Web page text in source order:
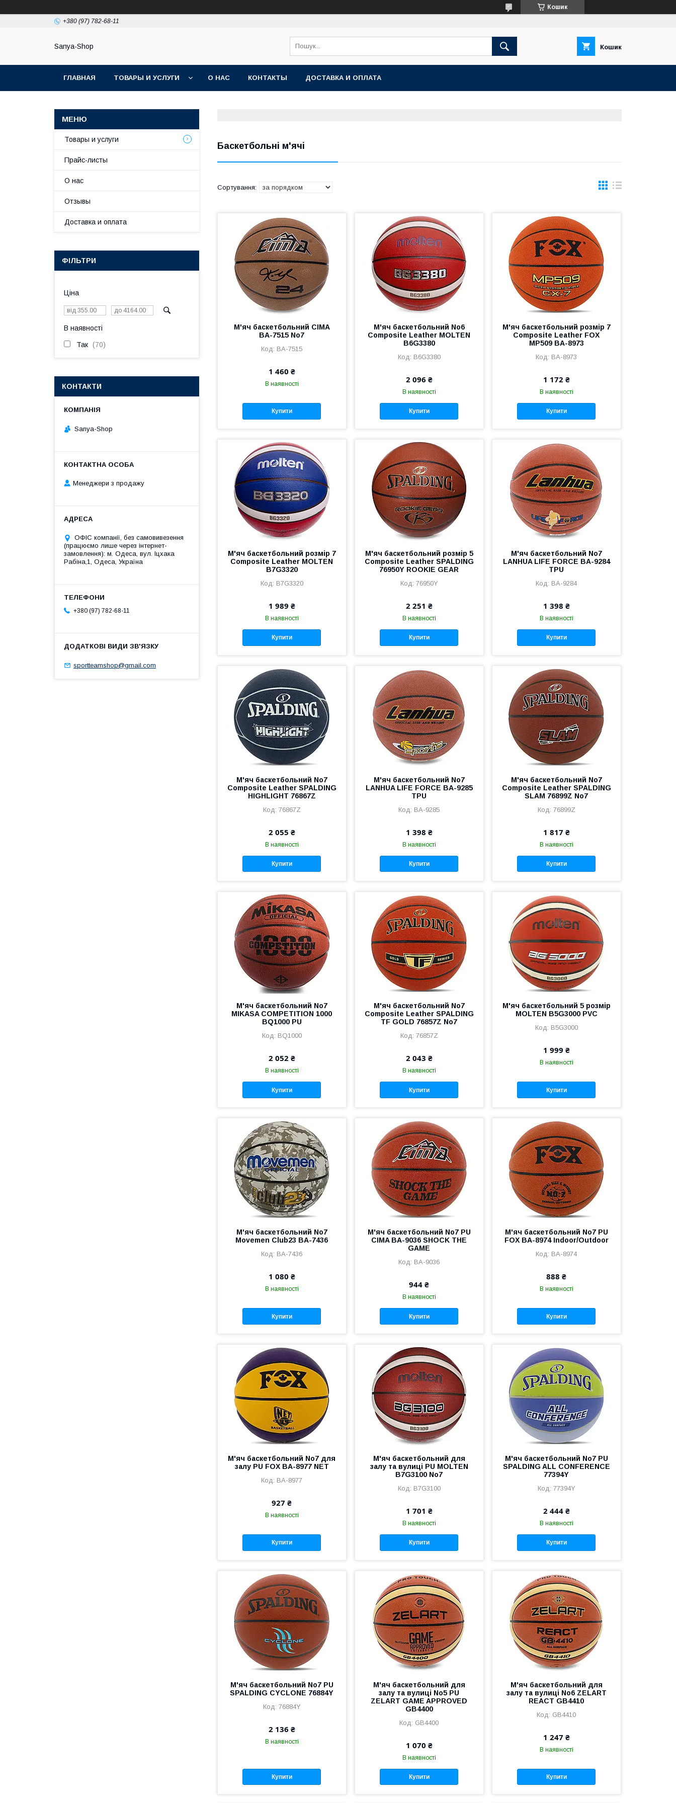
Кошик
+380 (97) 782-68-11
Sanya-Shop Кошик
ГЛАВНАЯ ТОВАРЫ И УСЛУГИ О НАС КОНТАКТЫ ДОСТАВКА И ОПЛАТА
Баскетбольні м'ячі
М'яч баскетбольний CIMA
BA-7515 No7
BA-7515
1 460 ₴
В наявності
Купити
М'яч баскетбольний No6
Composite Leather MOLTEN
B6G3380
B6G3380
2 096 ₴
В наявності
Купити
М'яч баскетбольний розмір 7
Composite Leather FOX
MP509 BA-8973
BA-8973
1 172 ₴
В наявності
Купити
М'яч баскетбольний розмір 7
Composite Leather MOLTEN
B7G3320
B7G3320
1 989 ₴
В наявності
Купити
М'яч баскетбольний розмір 5
Composite Leather SPALDING
76950Y ROOKIE GEAR
76950Y
2 251 ₴
В наявності
Купити
М'яч баскетбольний No7
LANHUA LIFE FORCE BA-9284
TPU
BA-9284
1 398 ₴
В наявності
Купити
М'яч баскетбольний No7
Composite Leather SPALDING
HIGHLIGHT 76867Z
76867Z
2 055 ₴
В наявності
Купити
М'яч баскетбольний No7
LANHUA LIFE FORCE BA-9285
TPU
BA-9285
1 398 ₴
В наявності
Купити
М'яч баскетбольний No7
Composite Leather SPALDING
SLAM 76899Z No7
76899Z
1 817 ₴
В наявності
Купити
М'яч баскетбольний No7
MIKASA COMPETITION 1000
BQ1000 PU
BQ1000
2 052 ₴
В наявності
Купити
М'яч баскетбольний No7
Composite Leather SPALDING
TF GOLD 76857Z No7
76857Z
2 043 ₴
В наявності
Купити
М'яч баскетбольний 5 розмір
MOLTEN B5G3000 PVC
B5G3000
1 999 ₴
В наявності
Купити
М'яч баскетбольний No7
Movemen Club23 BA-7436
BA-7436
1 080 ₴
В наявності
Купити
М'яч баскетбольний No7 PU
CIMA BA-9036 SHOCK THE
GAME
BA-9036
944 ₴
В наявності
Купити
М'яч баскетбольний No7 PU
FOX BA-8974 Indoor/Outdoor
BA-8974
888 ₴
В наявності
Купити
М'яч баскетбольний No7 для
залу PU FOX BA-8977 NET
BA-8977
927 ₴
В наявності
Купити
М'яч баскетбольний для
залу та вулиці PU MOLTEN
B7G3100 No7
B7G3100
1 701 ₴
В наявності
Купити
М'яч баскетбольний No7 PU
SPALDING ALL CONFERENCE
77394Y
77394Y
2 444 ₴
В наявності
Купити
М'яч баскетбольний No7 PU
SPALDING CYCLONE 76884Y
76884Y
2 136 ₴
В наявності
Купити
М'яч баскетбольний для
залу та вулиці No5 PU
ZELART GAME APPROVED
GB4400
GB4400
1 070 ₴
В наявності
Купити
М'яч баскетбольний для
залу та вулиці No6 ZELART
REACT GB4410
GB4410
1 247 ₴
В наявності
Купити
Товары и услуги
Прайс-листы
О нас
Отзывы
Доставка и оплата
ФІЛЬТРИ
Ціна
В наявності
Так 70
КОНТАКТИ
Sanya-Shop
Менеджери з продажу
ОФІС компанії, без самовивезення
(працюємо лише через інтернет-
замовлення): м. Одеса, вул. Іцхака
Рабіна,1, Одеса, Україна
+380 (97) 782-68-11
sportteamshop@gmail.com